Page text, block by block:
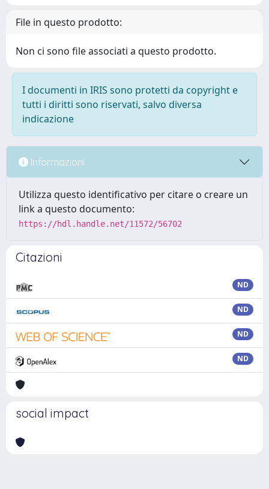
File in questo prodotto:
Non ci sono file associati a questo prodotto.
I documenti in IRIS sono protetti da copyright e
tutti i diritti sono riservati, salvo diversa
indicazione
Informazioni
Utilizza questo identificativo per citare o creare un
link a questo documento:
https://hdl.handle.net/11572/56702
Citazioni
ND
ND
ND
ND
social impact